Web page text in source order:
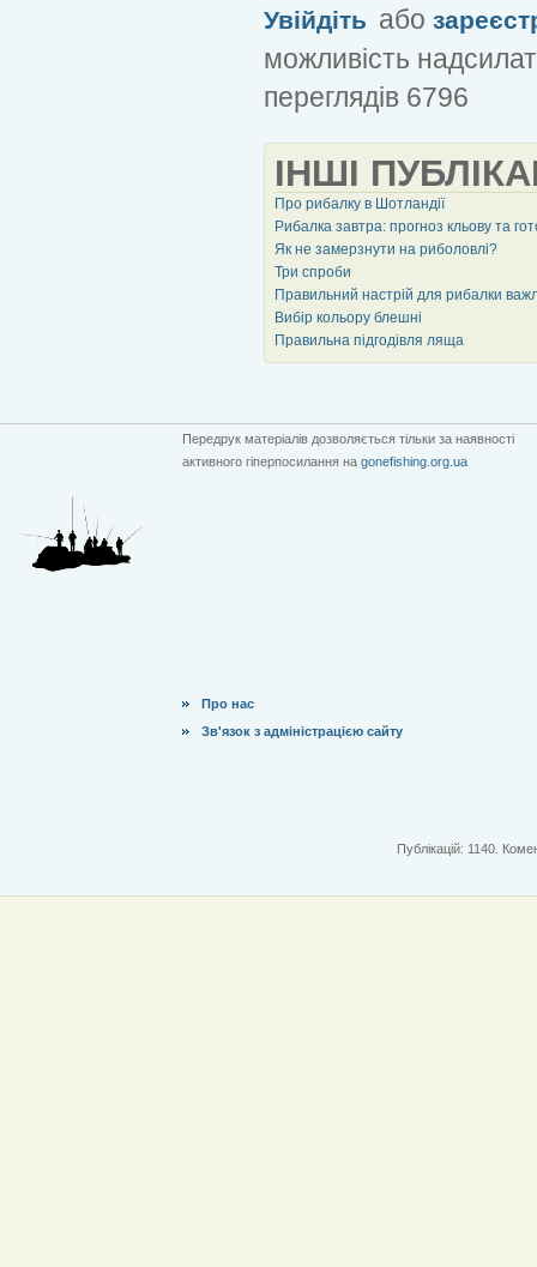
Увійдіть або
можливість
переглядів 6796
ІНШІ
Про рибалку в Шотландії
Рибалка завтра: прогноз кльову та
Як не замерзнути на риболовлі?
Три спроби
Правильний настрій для рибалки
Вибір кольору блешні
Правильна підгодівля ляща
Передрук матеріалів дозволяється тільки за наявності
активного гіперпосилання на gonefishing.org.ua
Про нас
Зв'язок з адміністрацією сайту
Публікацій: 1140.